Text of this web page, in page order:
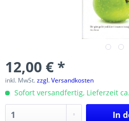
12,00 € *
inkl. MwSt.zzgl. Versandkosten
Sofort versandfertig, Lieferzeit
In